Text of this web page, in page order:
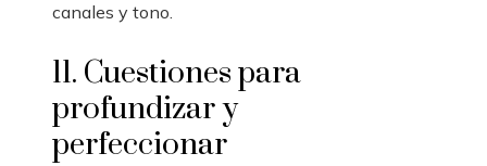
canales y tono.
11. Cuestiones para
profundizar y
perfeccionar